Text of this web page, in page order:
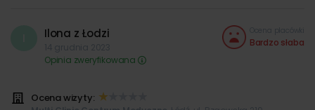
Ilona z Łodzi
Opinia zweryfikowana
Bardzo słaba
Ocena wizyty: